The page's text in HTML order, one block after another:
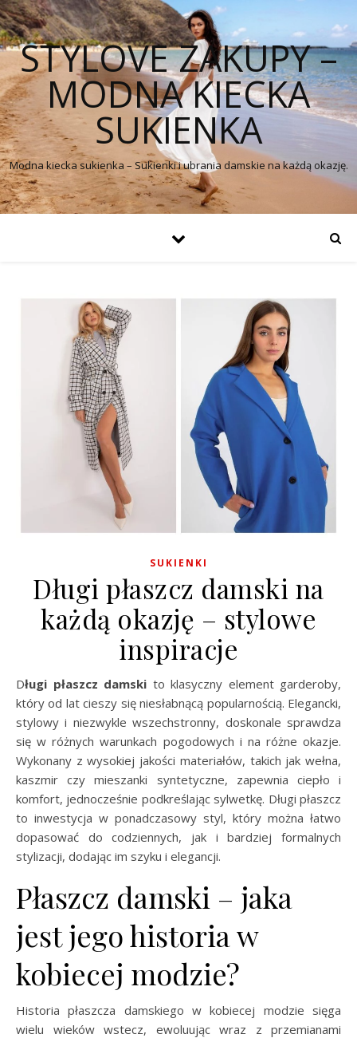
STYLOVE ZAKUPY –
MODNA KIECKA
SUKIENKA
Modna kiecka sukienka – Sukienki i ubrania damskie na każdą okazję.
SUKIENKI
Długi płaszcz damski na
każdą okazję – stylowe
inspiracje
Długi płaszcz damski to klasyczny element garderoby,
który od lat cieszy się niesłabnącą popularnością. Elegancki,
stylowy i niezwykle wszechstronny, doskonale sprawdza
się w różnych warunkach pogodowych i na różne okazje.
Wykonany z wysokiej jakości materiałów, takich jak wełna,
kaszmir czy mieszanki syntetyczne, zapewnia ciepło i
komfort, jednocześnie podkreślając sylwetkę. Długi płaszcz
to inwestycja w ponadczasowy styl, który można łatwo
dopasować do codziennych, jak i bardziej formalnych
stylizacji, dodając im szyku i elegancji.
Płaszcz damski – jaka
jest jego historia w
kobiecej modzie?
Historia płaszcza damskiego w kobiecej modzie sięga
wielu wieków wstecz, ewoluując wraz z przemianami